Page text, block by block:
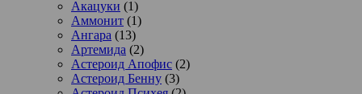
Акацуки (1)
Аммонит (1)
Ангара (13)
Артемида (2)
Астероид Апофис (2)
Астероид Бенну (3)